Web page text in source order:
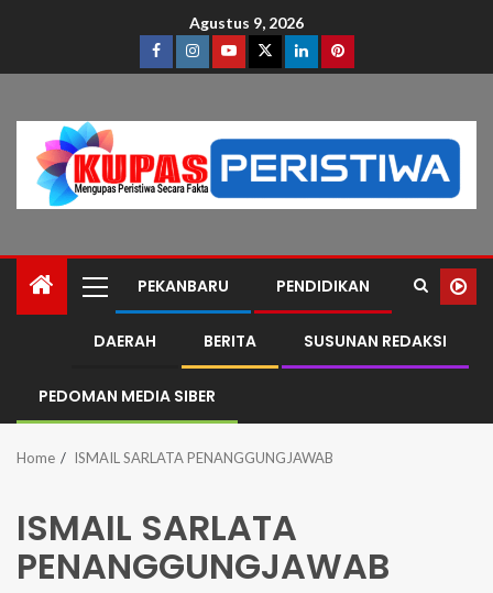
Agustus 9, 2026
PEKANBARU PENDIDIKAN
DAERAH BERITA SUSUNAN REDAKSI
PEDOMAN MEDIA SIBER
Home ISMAIL SARLATA PENANGGUNGJAWAB
ISMAIL SARLATA
PENANGGUNGJAWAB